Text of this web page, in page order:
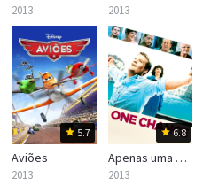
2013 2013
5.7
Aviões
2013
6.8
Apenas uma Chance
2013